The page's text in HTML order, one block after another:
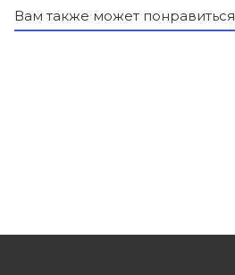
Вам также может понравиться